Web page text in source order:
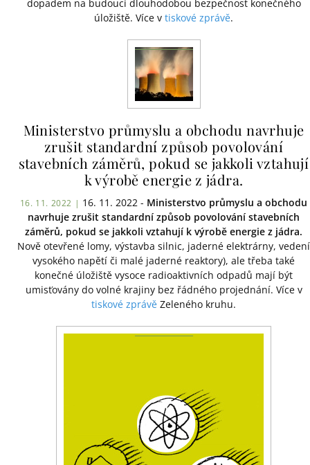
dopadem na budoucí dlouhodobou bezpečnost konečného
úložiště. Více v tiskové zprávě.
Ministerstvo průmyslu a obchodu navrhuje
zrušit standardní způsob povolování
stavebních záměrů, pokud se jakkoli vztahují
k výrobě energie z jádra.
16. 11. 2022 | 16. 11. 2022 - Ministerstvo průmyslu a obchodu
navrhuje zrušit standardní způsob povolování stavebních
záměrů, pokud se jakkoli vztahují k výrobě energie z jádra.
Nově otevřené lomy, výstavba silnic, jaderné elektrárny, vedení
vysokého napětí či malé jaderné reaktory), ale třeba také
konečné úložiště vysoce radioaktivních odpadů mají být
umisťovány do volné krajiny bez řádného projednání. Více v
tiskové zprávě Zeleného kruhu.